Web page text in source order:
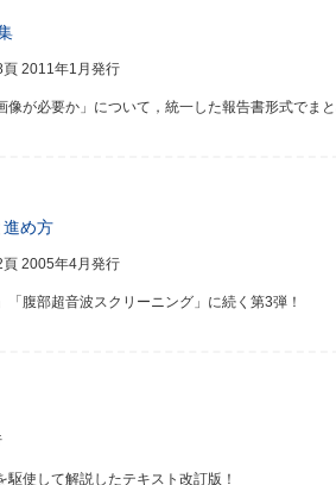
頁 2011年1月発行
が必要か」について，統一した報告書形式でま
め方
頁 2005年4月発行
腹部超音波スクリーニング」に続く第3弾！
使して解説したテキスト改訂版！